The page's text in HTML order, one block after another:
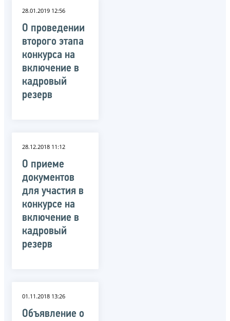
28.01.2019 12:56
О проведении
второго этапа
конкурса на
включение в
кадровый
резерв
28.12.2018 11:12
О приеме
документов
для участия в
конкурсе на
включение в
кадровый
резерв
01.11.2018 13:26
Объявление о